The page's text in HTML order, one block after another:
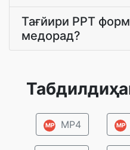
Тағйири PPT
медорад?
MP MP4 MP